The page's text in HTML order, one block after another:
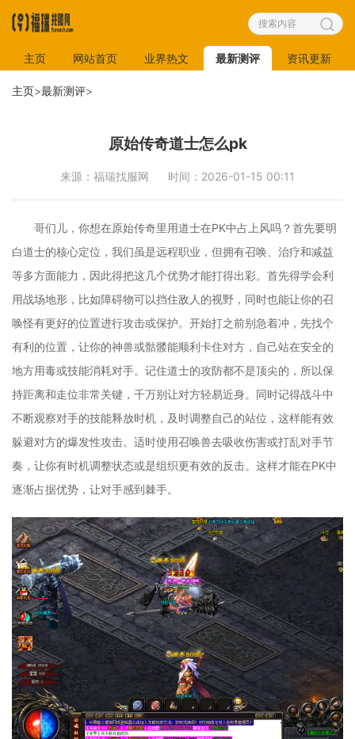
主页 网站首页 业界热文 最新测评 资讯更新
主页>最新测评>
原始传奇道士怎么pk
来源：福瑞找服网 时间：2026-01-15 00:11
哥们儿，你想在原始传奇里用道士在PK中占上风吗？首先要明
白道士的核心定位，我们虽是远程职业，但拥有召唤、治疗和减益
等多方面能力，因此得把这几个优势才能打得出彩。首先得学会利
用战场地形，比如障碍物可以挡住敌人的视野，同时也能让你的召
唤怪有更好的位置进行攻击或保护。开始打之前别急着冲，先找个
有利的位置，让你的神兽或骷髅能顺利卡住对方，自己站在安全的
地方用毒或技能消耗对手。记住道士的攻防都不是顶尖的，所以保
持距离和走位非常关键，千万别让对方轻易近身。同时记得战斗中
不断观察对手的技能释放时机，及时调整自己的站位，这样能有效
躲避对方的爆发性攻击。适时使用召唤兽去吸收伤害或打乱对手节
奏，让你有时机调整状态或是组织更有效的反击。这样才能在PK中
逐渐占据优势，让对手感到棘手。